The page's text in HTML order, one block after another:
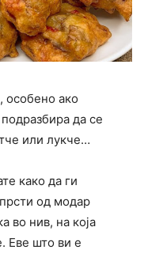
особено ако
да се
или лукче…
како да ги
од модар
во нив, на која
Еве што ви е